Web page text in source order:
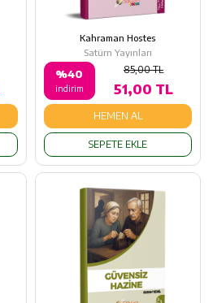
Kahraman Hostes
Satürn Yayınları
%40
indirim
85,00 TL
51,00 TL
HEMEN AL
SEPETE EKLE